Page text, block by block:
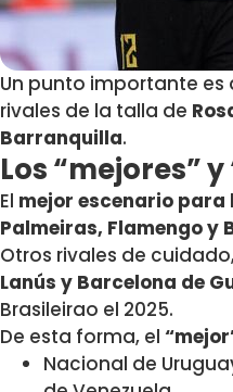
Un punto importante
rivales de la talla de
Barranquilla.
Los “mejores”
El mejor escenario
Palmeiras, Flamengo y
Otros rivales de
Lanús y Barcelona de
Brasileirao el 2025.
De esta forma, el
Nacional de